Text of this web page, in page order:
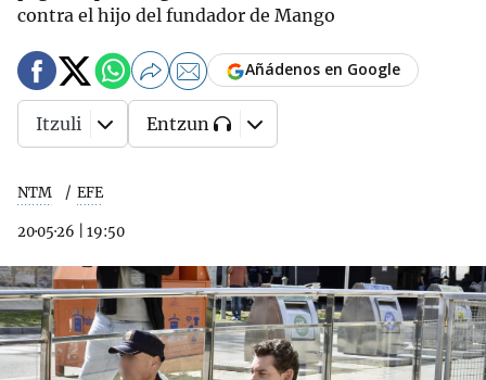
contra el hijo del fundador de Mango
NTM EFE
20·05·26 19:50
Añádenos en Google
Itzuli Entzun